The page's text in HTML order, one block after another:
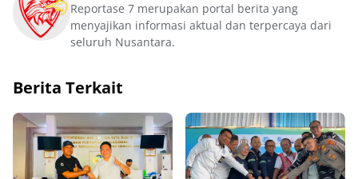
Reportase 7 merupakan portal berita yang
menyajikan informasi aktual dan terpercaya dari
seluruh Nusantara.
Berita Terkait